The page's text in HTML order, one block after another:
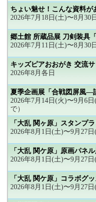
ちょい魅せ！こんな資料が
2026年7月18日(土)〜8月30
郷土館 所蔵品展 刀剣装具
2026年7月11日(土)〜8月30
キッズピアおおがき 交流
2026年8月各日
夏季企画展「合戦図屏風―
2026年7月14日(火)〜9月6
で）
「大乱 関ヶ原」スタンプ
2026年8月1日(土)〜9月27
「大乱 関ケ原」原画パネ
2026年8月1日(土)〜9月27
「大乱 関ケ原」コラボグ
2026年8月1日(土)〜9月27